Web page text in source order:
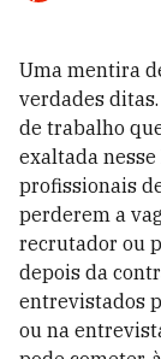
SCS
Uma mentira
verdades
de trabalho
exaltada
profissionais
perderem a
recrutador ou
depois da
entrevistados
ou na